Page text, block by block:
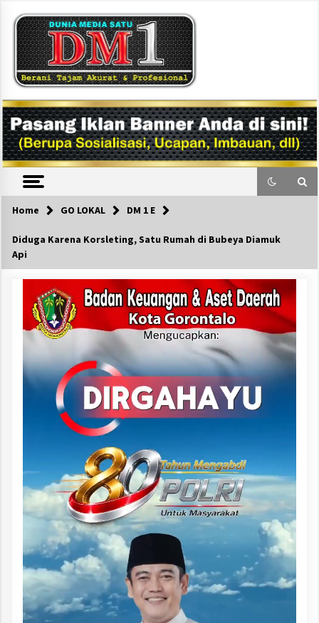
content
DM1
Home GO LOKAL DM 1 E
Diduga Karena Korsleting, Satu Rumah di Bubeya Diamuk
Api